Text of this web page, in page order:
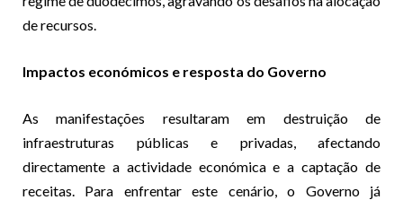
de recursos.
Impactos económicos e resposta do Governo
As manifestações resultaram em destruição de
infraestruturas públicas e privadas, afectando
directamente a actividade económica e a captação de
receitas. Para enfrentar este cenário, o Governo já